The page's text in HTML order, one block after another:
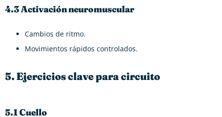
4.3 Activación neuromuscular
Cambios de ritmo.
Movimientos rápidos controlados.
5. Ejercicios clave para circuito
5.1 Cuello